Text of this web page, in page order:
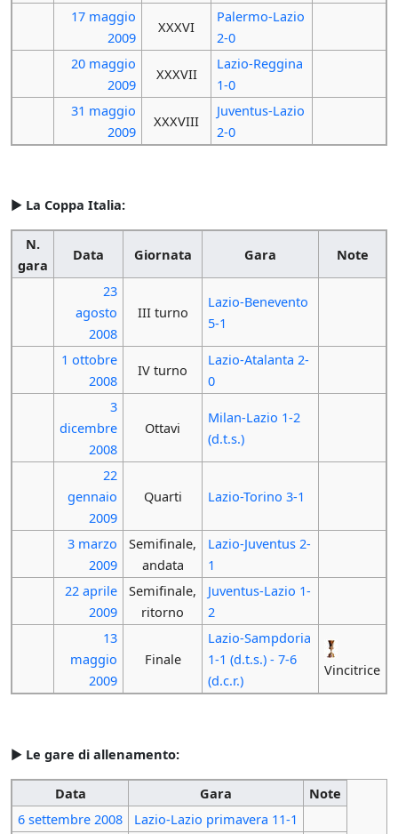
17 maggio
2009
XXXVI
Palermo-Lazio
2-0
20 maggio
2009
XXXVII
Lazio-Reggina
1-0
31 maggio
2009
XXXVIII
Juventus-Lazio
2-0
► La Coppa Italia:
N.
gara
Data Giornata Gara Note
23
agosto
2008
III turno
Lazio-Benevento
5-1
1 ottobre
2008
IV turno
Lazio-Atalanta 2-
0
3
dicembre
2008
Ottavi
Milan-Lazio 1-2
(d.t.s.)
22
gennaio
2009
Quarti Lazio-Torino 3-1
3 marzo
2009
Semifinale,
andata
Lazio-Juventus 2-
1
22 aprile
2009
Semifinale,
ritorno
Juventus-Lazio 1-
2
13
maggio
2009
Finale
Lazio-Sampdoria
1-1 (d.t.s.) - 7-6
(d.c.r.)
Vincitrice
► Le gare di allenamento:
Data Gara
Note
6 settembre 2008
Lazio-Lazio primavera 11-1